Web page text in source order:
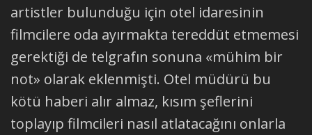
artistler bulunduğu için otel idaresinin
filmcilere oda ayırmakta tereddüt etmemesi
gerektiği de telgrafın sonuna «mühim bir
not» olarak eklenmişti. Otel müdürü bu
kötü haberi alır almaz, kısım şeflerini
toplayıp filmcileri nasıl atlatacağını onlarla